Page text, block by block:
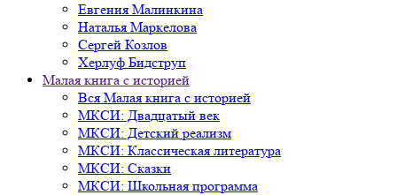
Евгения Малинкина
Наталья Маркелова
Сергей Козлов
Херлуф Бидструп
Малая книга с историей
Вся Малая книга с историей
МКСИ: Двадцатый век
МКСИ: Детский реализм
МКСИ: Классическая литература
МКСИ: Сказки
МКСИ: Школьная программа